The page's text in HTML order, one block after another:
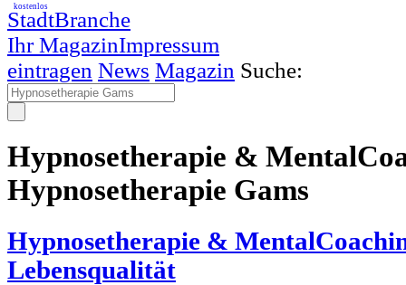
StadtBranche
Ihr MagazinImpressum
kostenlos
eintragen News Magazin Suche:
Hypnosetherapie &
Hypnosetherapie Gams
Hypnosetherapie &
Lebensqualität